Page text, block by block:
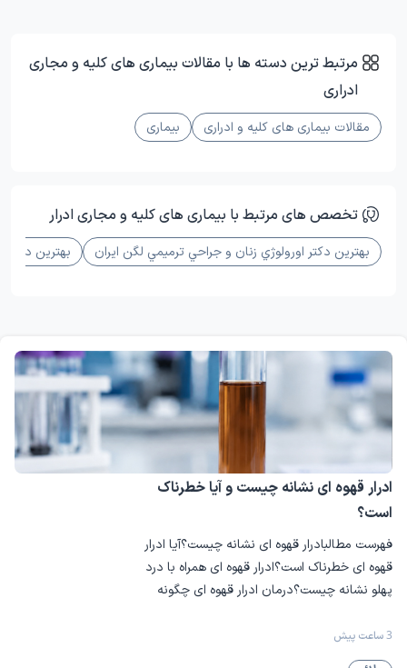
اولیه می‌تواند از پیشرفت آنها جلوگیری کند و سلامت کلیه‌ها و
مجاری ادراری را حفظ کند. در این مطلب، به معرفی شایع‌ترین
بیماری‌های کلیه و مجاری ادراری و نحوه تشخیص و درمان
آن‌ها پرداخته می‌شود.
بیماری‌های کلیه و مجاری ادراری شامل مجموعه‌ای از اختلالات
مختلف هستند که می‌توانند عملکرد طبیعی کلیه‌ها و دستگاه
روش‌هایی مانند دارودرمانی، جراحی یا مراقبت‌های تخصصی
بهبود یابند. شناخت دقیق علائم و تشخیص به موقع اهمیت
بالایی در پیشگیری از پیشرفت بیماری و حفظ سلامت کلیه و
مجاری ادراری دارد. برخی از مهم ترین بیماری های کلیه و
مجاری ادرار عبارتند از:
نارسایی حاد کلیه
گلومرولونفریت
عفونت کلیه (پیلونفریت)
مرتبط ترین دسته ها با مقالات بیماری های کلیه و مجاری
ادراری
مقالات بیماری‌ های کلیه و ادراری بیماری
تخصص های مرتبط با بیماری های کلیه و مجاری ادرار
بهترین دکتر اورولوژي زنان و جراحي ترميمي لگن ایران بهترین دکتر
ادرار قهوه ای نشانه چیست و آیا خطرناک
است؟
فهرست مطالبادرار قهوه ای نشانه چیست؟آیا ادرار
قهوه ای خطرناک است؟ادرار قهوه ای همراه با درد
پهلو نشانه چیست؟درمان ادرار قهوه ای چگونه
3 ساعت پیش